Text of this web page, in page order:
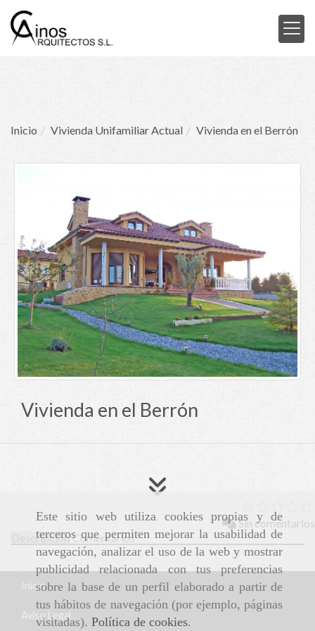
Este sitio web utiliza cookies propias y de
terceros que permiten mejorar la usabilidad de
navegación, analizar el uso de la web y mostrar
publicidad relacionada con tus preferencias
sobre la base de un perfil elaborado a partir de
tus hábitos de navegación (por ejemplo, páginas
visitadas). Política de cookies.
Inicio Vivienda Unifamiliar Actual Vivienda en el Berrón
Vivienda en el Berrón
Sin comentarios
Descripción Comentarios
Inicio
Aviso Legal